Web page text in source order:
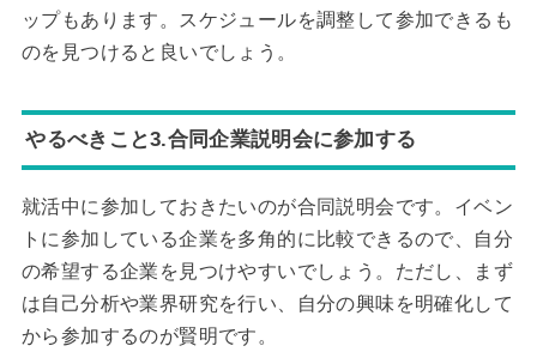
ップもあります。スケジュールを調整して参加できるも
のを見つけると良いでしょう。
やるべきこと3.合同企業説明会に参加する
就活中に参加しておきたいのが合同説明会です。イベン
トに参加している企業を多角的に比較できるので、自分
の希望する企業を見つけやすいでしょう。ただし、まず
は自己分析や業界研究を行い、自分の興味を明確化して
から参加するのが賢明です。